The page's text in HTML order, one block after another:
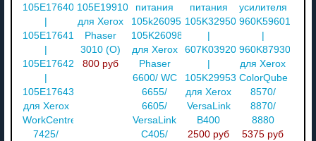
105E17640
105E17641
105E17642
105E17643
для Xerox
WorkCentre
7425/
105E19910
для Xerox
Phaser
3010 (O)
800 руб
питания
105k26095
105K26098
для Xerox
Phaser
6600/ WC
6655/
6605/
VersaLink
C405/
питания
105K32950
607K03920
105K29953
для Xerox
VersaLink
B400
2500 руб
усилителя
960K59601
960K87930
для Xerox
ColorQube
8570/
8870/
8880
5375 руб